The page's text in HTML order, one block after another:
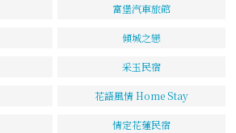
富堡汽車旅館
傾城之戀
采玉民宿
花語風情 Home Stay
情定花蓮民宿